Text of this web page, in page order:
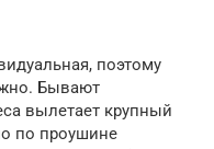
поэтому
Бывают
вылетает крупный
по проушине